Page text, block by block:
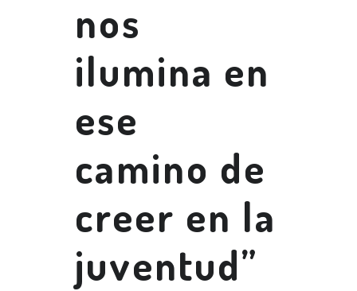
nos
ilumina en
ese
camino de
creer en la
juventud”